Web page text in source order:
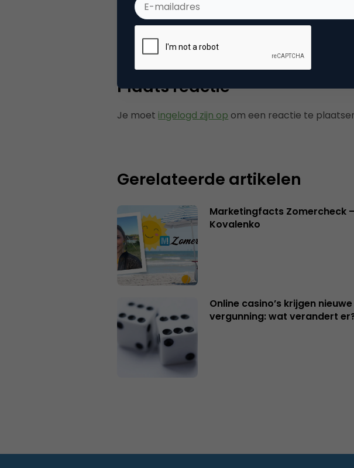
Tags rss marketing, social
Plaats reactie
Je moet ingelogd zijn op om een reactie te
Gerelateerde artikelen
Marketingfacts Zomercheck
Kovalenko
Online casino’s krijgen nieuwe
vergunning: wat verandert